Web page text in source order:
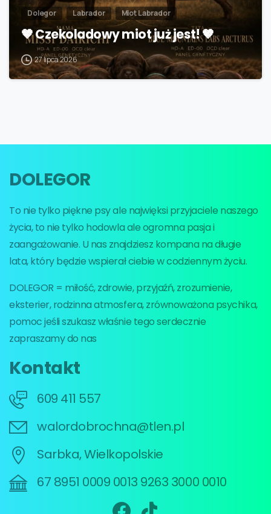
Dolegor Labrador Miot Labrador
🤎 Czekoladowy miot już jest! 🤎
27 lipca 2026
DOLEGOR
To nie tylko piękne psy ale najwięksi przyjaciele naszego
życia, to nie tylko hodowla ale ogromna pasja i
zaangażowanie. U nas znajdziesz kompana na długie
lata, który będzie wspierał ciebie w codziennym życiu.
DOLEGOR = miłość, zdrowie, przyjaźń, zrozumienie,
eksterier, rodzinna atmosfera, zrównoważona psychika,
pomoc jeśli szukasz właśnie tego serdecznie
zapraszamy do nas
Kontakt
609 411 557
walordobrochna@tlen.pl
Sarbka, Wielkopolskie
67 8951 0009 0013 9263 3000 0010